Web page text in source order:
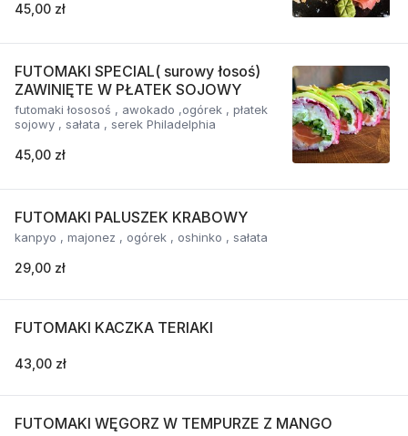
45,00 zł
FUTOMAKI SPECIAL( surowy łosoś)
ZAWINIĘTE W PŁATEK SOJOWY
futomaki łososoś , awokado ,ogórek , płatek
sojowy , sałata , serek Philadelphia
45,00 zł
FUTOMAKI PALUSZEK KRABOWY
kanpyo , majonez , ogórek , oshinko , sałata
29,00 zł
FUTOMAKI KACZKA TERIAKI
43,00 zł
FUTOMAKI WĘGORZ W TEMPURZE Z MANGO